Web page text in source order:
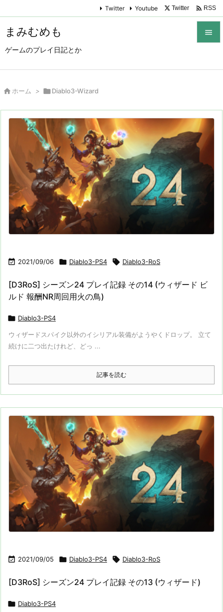
まみむめも
ゲームのプレイ日記とか


次へ
検索
Twitter Youtube Twitter  RSS
 ホーム > Diablo3-Wizard
 2021/09/06  Diablo3-PS4  Diablo3-RoS
[D3RoS] シーズン24 プレイ記録 その14 (ウィザード ビ
ルド 報酬NR周回用火の鳥)
 Diablo3-PS4
ウィザードスパイク以外のイシリアル装備がようやくドロップ。 立て
続けに二つ出たけれど、どっ ...
記事を読む
 2021/09/05  Diablo3-PS4  Diablo3-RoS
[D3RoS] シーズン24 プレイ記録 その13 (ウィザード)
 Diablo3-PS4